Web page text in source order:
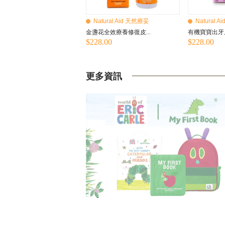
Natural Aid 天然療妥
金盞花全效療養修復皮...
$228.00
Natural
有機寶寶出
$228.00
更多資訊